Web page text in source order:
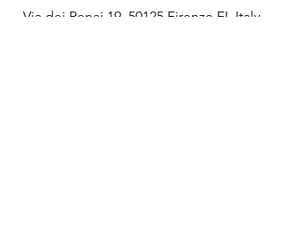
Via dei Renai 19, 50125 Firenze FI, Italy